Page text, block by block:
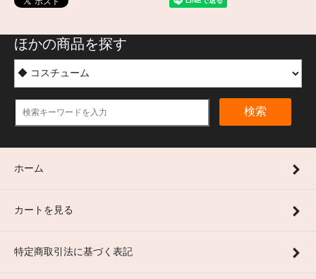
ほかの商品を探す
検索
ホーム
カートを見る
特定商取引法に基づく表記